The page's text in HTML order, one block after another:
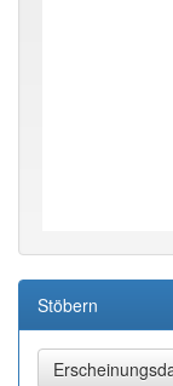
Stöbern